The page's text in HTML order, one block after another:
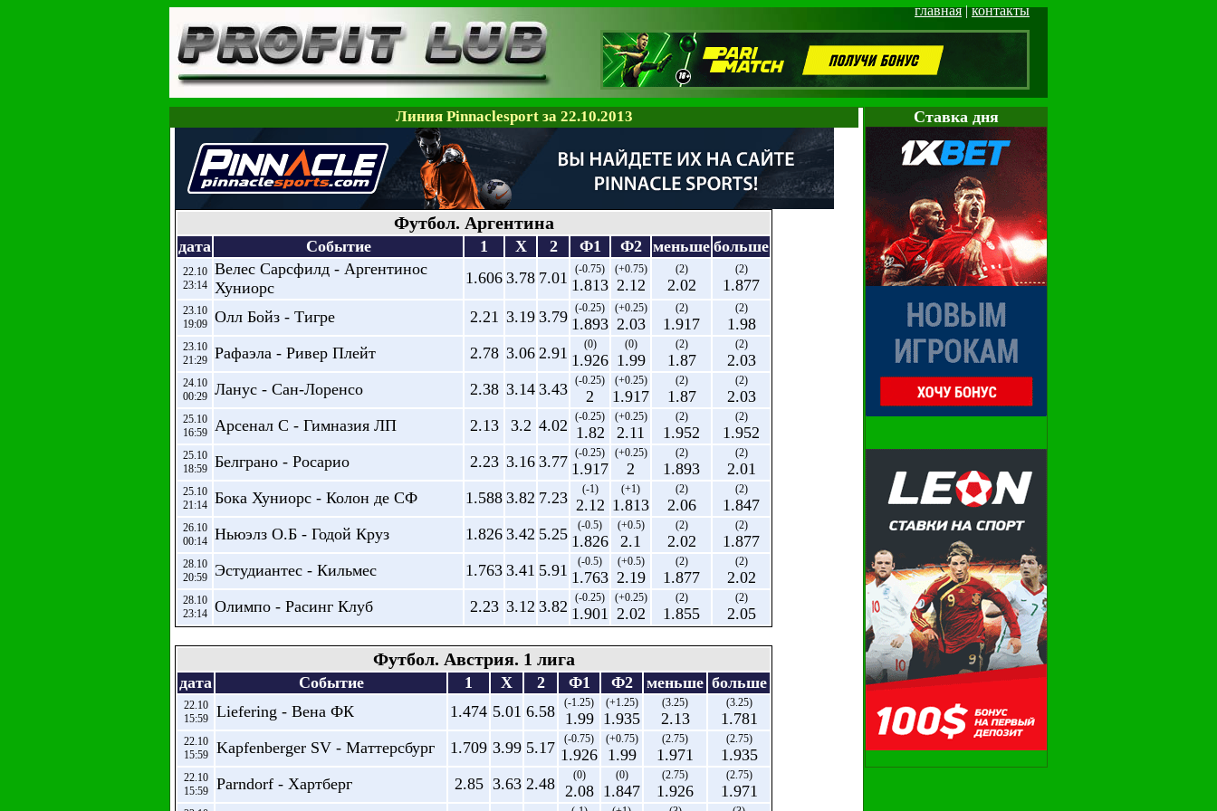
главная|контакты
Cтавка дня
Линия Pinnaclesport за 22.10.2013
Футбол. Аргентина
дата Событие 1 X 2 Ф1 Ф2 меньше больше
22.10
23:14
Велес Сарсфилд - Аргентинос
Хуниорс
1.606 3.78 7.01 (-0.75)
1.813
(+0.75)
2.12
(2)
2.02
(2)
1.877
23.10
19:09
Олл Бойз - Тигре 2.21 3.19 3.79 (-0.25)
1.893
(+0.25)
2.03
(2)
1.917
(2)
1.98
23.10
21:29
Рафаэла - Ривер Плейт 2.78 3.06 2.91 (0)
1.926
(0)
1.99
(2)
1.87
(2)
2.03
24.10
00:29
Ланус - Сан-Лоренсо 2.38 3.14 3.43 (-0.25)
2
(+0.25)
1.917
(2)
1.87
(2)
2.03
25.10
16:59
Арсенал С - Гимназия ЛП 2.13 3.2 4.02 (-0.25)
1.82
(+0.25)
2.11
(2)
1.952
(2)
1.952
25.10
18:59
Белграно - Росарио 2.23 3.16 3.77 (-0.25)
1.917
(+0.25)
2
(2)
1.893
(2)
2.01
25.10
21:14
Бока Хуниорс - Колон де СФ 1.588 3.82 7.23 (-1)
2.12
(+1)
1.813
(2)
2.06
(2)
1.847
26.10
00:14
Ньюэлз О.Б - Годой Круз 1.826 3.42 5.25 (-0.5)
1.826
(+0.5)
2.1
(2)
2.02
(2)
1.877
28.10
20:59
Эстудиантес - Кильмес 1.763 3.41 5.91 (-0.5)
1.763
(+0.5)
2.19
(2)
1.877
(2)
2.02
28.10
23:14
Олимпо - Расинг Клуб 2.23 3.12 3.82 (-0.25)
1.901
(+0.25)
2.02
(2)
1.855
(2)
2.05
Футбол. Австрия. 1 лига
дата Событие 1 X 2 Ф1 Ф2 меньше больше
22.10
15:59
Liefering - Вена ФК 1.474 5.01 6.58 (-1.25)
1.99
(+1.25)
1.935
(3.25)
2.13
(3.25)
1.781
22.10
15:59
Kapfenberger SV - Маттерсбург 1.709 3.99 5.17 (-0.75)
1.926
(+0.75)
1.99
(2.75)
1.971
(2.75)
1.935
22.10
15:59
Parndorf - Хартберг 2.85 3.63 2.48 (0)
2.08
(0)
1.847
(2.75)
1.926
(2.75)
1.971